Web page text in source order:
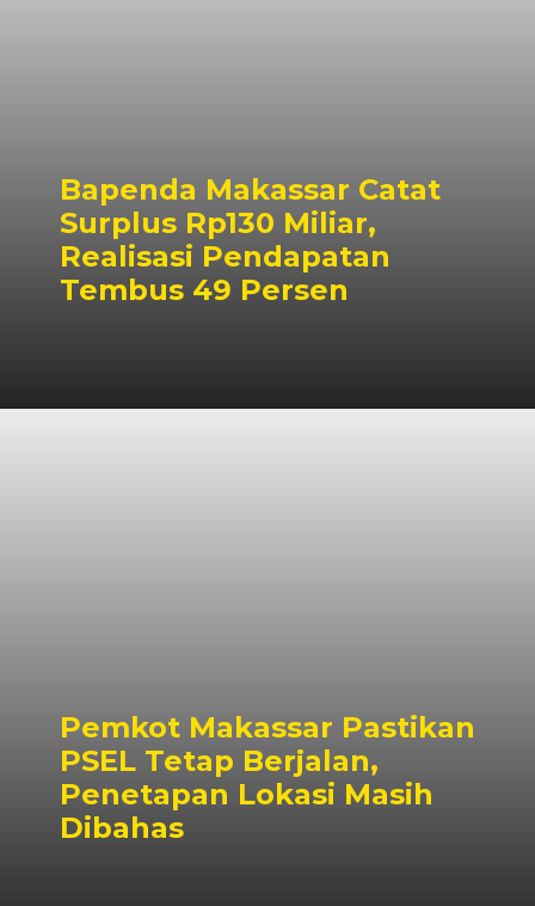
Bapenda Makassar Catat
Surplus Rp130 Miliar,
Realisasi Pendapatan
Tembus 49 Persen
Pemkot Makassar Pastikan
PSEL Tetap Berjalan,
Penetapan Lokasi Masih
Dibahas